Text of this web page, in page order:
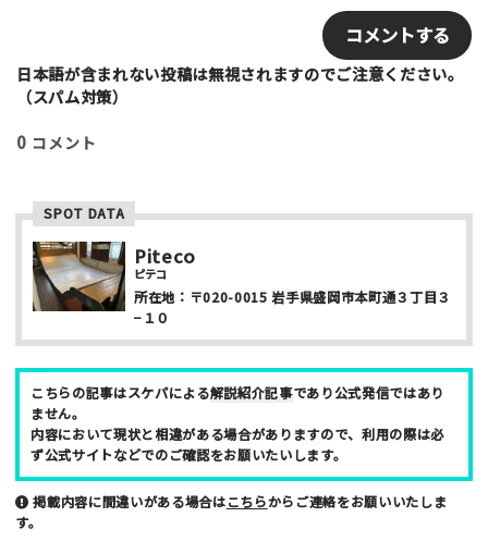
ふつう
いまいち
該当する項目を選択して下さい（複数可能）
利用者多い
写真など
ニックネーム （任意/公開）
性別
*
i日本語が含まれない投稿は無視されますのでご注意ください。
（スパム対策）
0 コメント
SPOT DATA
Piteco
ピテコ
所在地： 〒020-0015 岩手県盛岡市本町通３丁目３
−１０
こちらの記事はスケパによる解説紹介記事であり公式発信ではあり
ません。
内容において現状と相違がある場合がありますので、利用の際は必
ず公式サイトなどでのご確認をお願いたいします。
掲載内容に間違いがある場合はこちらからご連絡をお願いいたしま
す。